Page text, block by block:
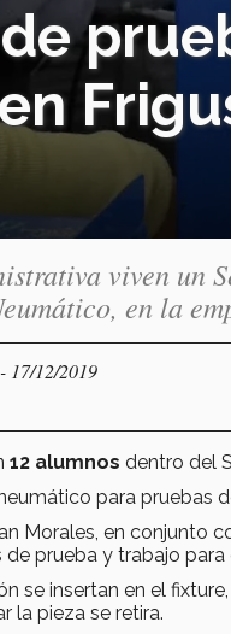
viven un
en la
- 17/12/2019
12 alumnos dentro del
para pruebas
Morales, en conjunto
de prueba y trabajo para
se insertan en el
la pieza se retira.